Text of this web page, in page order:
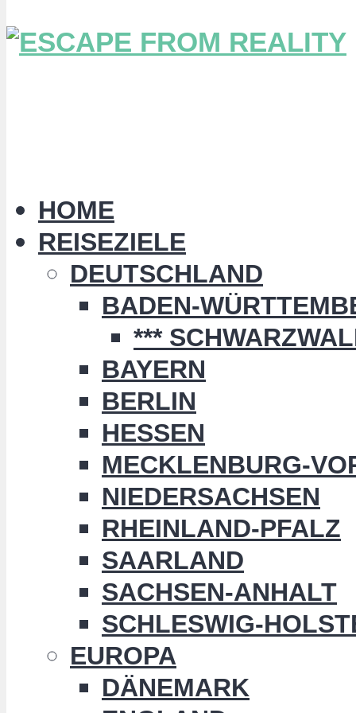
HOME
REISEZIELE
DEUTSCHLAND
BADEN-
***
BAYERN
BERLIN
HESSEN
MECKLENBURG-
NIEDERSACHSEN
RHEINLAND-PFALZ
SAARLAND
SACHSEN-ANHALT
SCHLESWIG-
EUROPA
DÄNEMARK